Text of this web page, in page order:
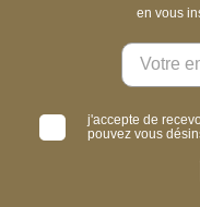
en vous
j'accepte de
pouvez vous